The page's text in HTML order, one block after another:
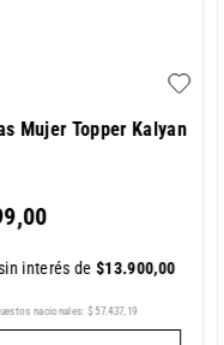
Mujer Topper Kalyan
,00
interés de$13.900,00
nacionales: $ 57.437, 19